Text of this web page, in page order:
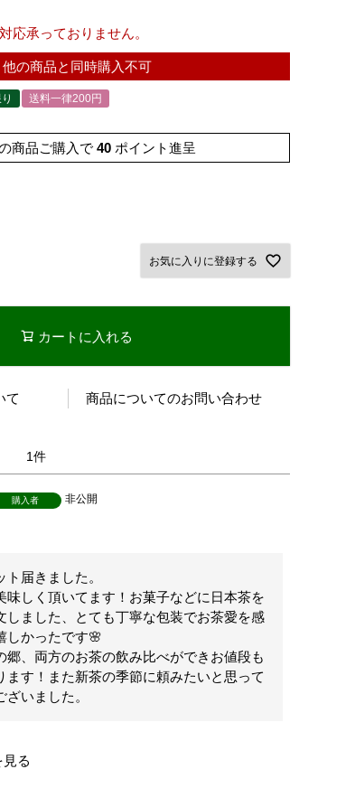
応承っておりません。
他の商品と同時購入不可
送料一律200円
商品ご購入で 40 ポイント進呈
お気に入りに登録する
カートに入れる
て 商品についてのお問い合わせ
1
購入者
非公開
届きました。
味しく頂いてます！お菓子などに日本茶を
しました、とても丁寧な包装でお茶愛を感
しかったです🌸
郷、両方のお茶の飲み比べができお値段も
ます！また新茶の季節に頼みたいと思って
いました。
る